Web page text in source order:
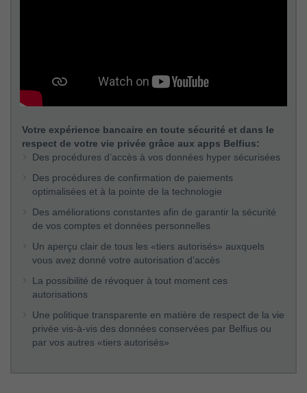
Votre expérience bancaire en toute sécurité et dans le
respect de votre vie privée grâce aux apps Belfius:
Des procédures d’accès à vos données hyper sécurisées
Des procédures de confirmation de paiements
optimalisées et à la pointe de la technologie
Des améliorations constantes afin de garantir la sécurité
de vos comptes et données personnelles
Un aperçu clair de tous les «tiers autorisés» auxquels
vous avez donné votre autorisation d’accès
La possibilité de révoquer à tout moment ces
autorisations
Une politique transparente en matière de respect de la vie
privée vis-à-vis des données conservées par Belfius ou
par vos autres «tiers autorisés»